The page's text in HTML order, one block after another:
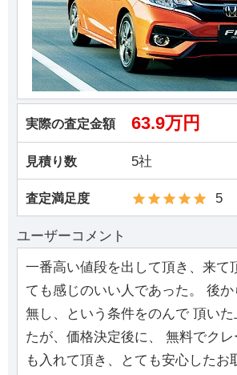
実際の査定金額 63.9万円
見積り数 5社
査定満足度 5
ユーザーコメント
一番高い値段を出して頂き、来て
ても感じのいい人であった。 後
無し、という条件をのんで 頂い
たが、価格決定後に、 無料でク
も入れて頂き、とても安心したお